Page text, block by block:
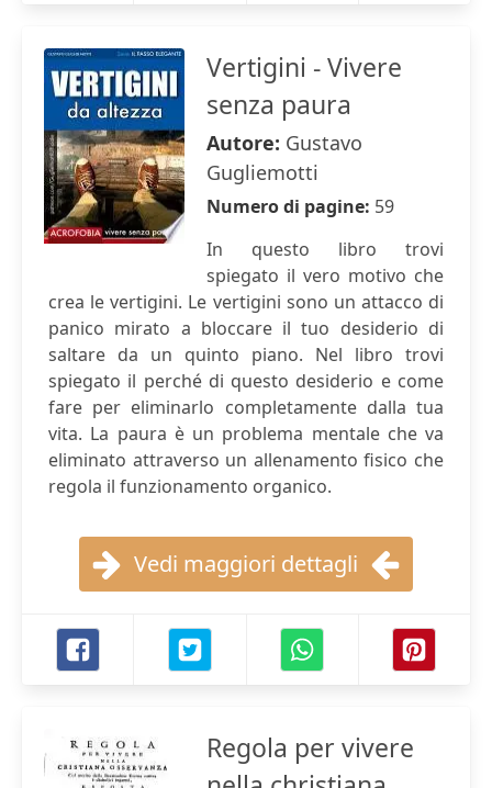
Vertigini - Vivere
senza paura
Autore: Gustavo
Gugliemotti
Numero di pagine: 59
In questo libro trovi
spiegato il vero motivo che
crea le vertigini. Le vertigini sono un attacco di
panico mirato a bloccare il tuo desiderio di
saltare da un quinto piano. Nel libro trovi
spiegato il perché di questo desiderio e come
fare per eliminarlo completamente dalla tua
vita. La paura è un problema mentale che va
eliminato attraverso un allenamento fisico che
regola il funzionamento organico.
Vedi maggiori dettagli
Regola per vivere